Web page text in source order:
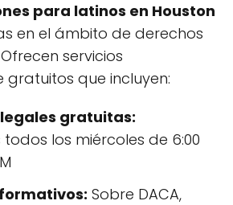
para latinos en Houston
en el ámbito de derechos
servicios
que incluyen:
gratuitas:
todos los miércoles de 6:00
Sobre DACA,